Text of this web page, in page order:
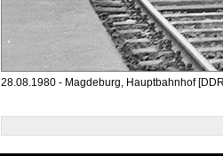
28.08.1980 - Magdeburg, Hauptbahnhof